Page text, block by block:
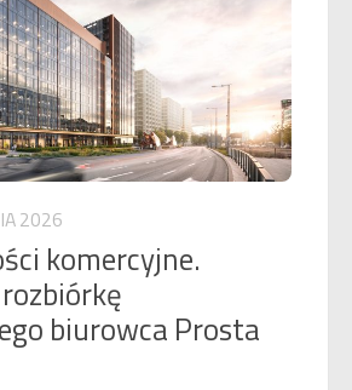
2026
komercyjne.
biurowca Prosta